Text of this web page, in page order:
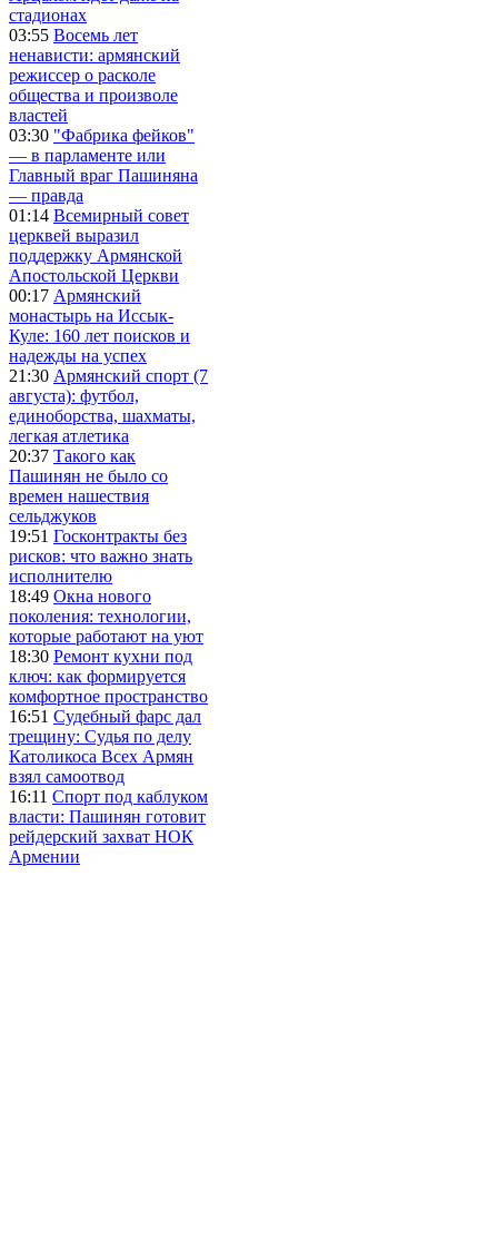
стадионах
03:55 Восемь лет
ненависти: армянский
режиссер о расколе
общества и произволе
властей
03:30 "Фабрика фейков"
— в парламенте или
Главный враг Пашиняна
— правда
01:14 Всемирный совет
церквей выразил
поддержку Армянской
Апостольской Церкви
00:17 Армянский
монастырь на Иссык-
Куле: 160 лет поисков и
надежды на успех
21:30 Армянский спорт (7
августа): футбол,
единоборства, шахматы,
легкая атлетика
20:37 Такого как
Пашинян не было со
времен нашествия
сельджуков
19:51 Госконтракты без
рисков: что важно знать
исполнителю
18:49 Окна нового
поколения: технологии,
которые работают на уют
18:30 Ремонт кухни под
ключ: как формируется
комфортное пространство
16:51 Судебный фарс дал
трещину: Судья по делу
Католикоса Всех Армян
взял самоотвод
16:11 Спорт под каблуком
власти: Пашинян готовит
рейдерский захват НОК
Армении